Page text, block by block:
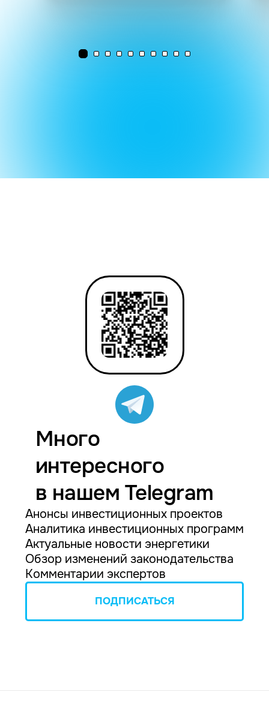
Много
интересного
в нашем Telegram
Анонсы инвестиционных проектов
Аналитика инвестиционных программ
Актуальные новости энергетики
Обзор изменений законодательства
Комментарии экспертов
ПОДПИСАТЬСЯ